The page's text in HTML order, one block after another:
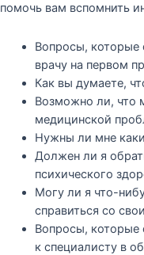
помочь вам вспомнить
Вопросы, которые
врачу на первом
Как вы думаете,
Возможно ли, что
медицинской
Нужны ли мне
Должен ли я
психического
Могу ли я что-
справиться со
Вопросы, которые
к специалисту в